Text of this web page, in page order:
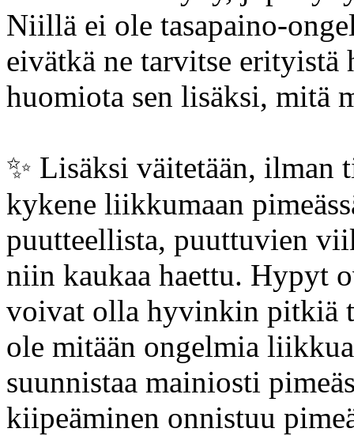
Niillä ei ole tasapaino-
eivätkä ne tarvitse erityistä
huomiota sen lisäksi, mitä
✨️ Lisäksi väitetään, ilman
kykene liikkumaan
puutteellista, puuttuvien
niin kaukaa haettu. Hypyt
voivat olla hyvinkin pitkiä
ole mitään ongelmia
suunnistaa mainiosti
kiipeäminen onnistuu